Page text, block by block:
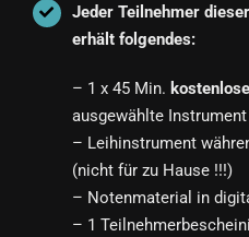
Jeder Teilnehmer
erhält folgendes:
– 1 x 45 Min.
ausgewählte Instrument
– Leihinstrument
(nicht für zu Hause !!!)
– Notenmaterial in
– 1